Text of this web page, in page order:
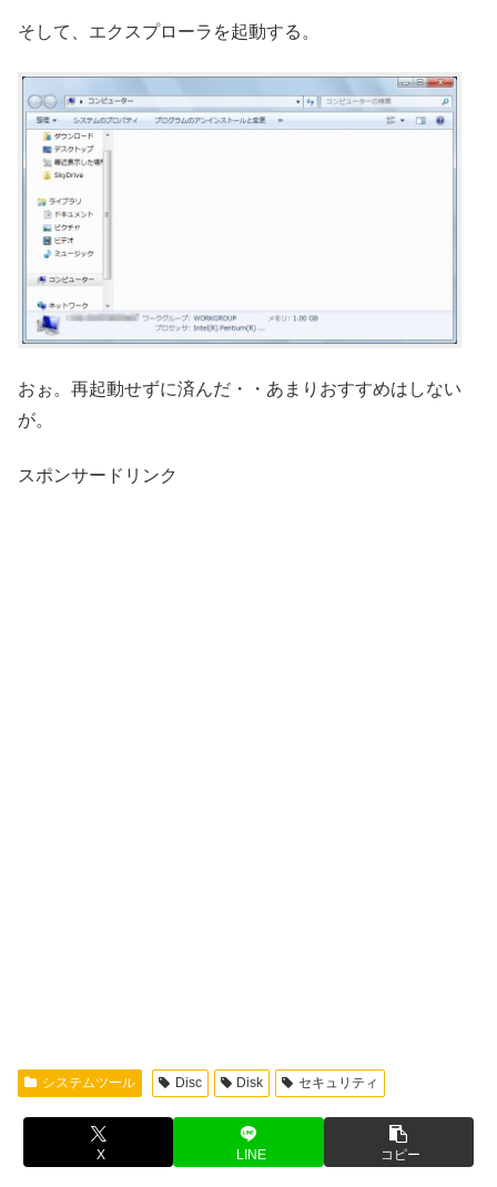
そして、エクスプローラを起動する。
おぉ。再起動せずに済んだ・・あまりおすすめはしない
が。
スポンサードリンク
システムツール Disc Disk セキュリティ
X LINE コピー